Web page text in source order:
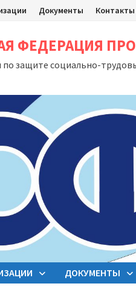
Документы Контакты
ФЕДЕРАЦИЯ
защите социально-
ДОКУМЕНТЫ